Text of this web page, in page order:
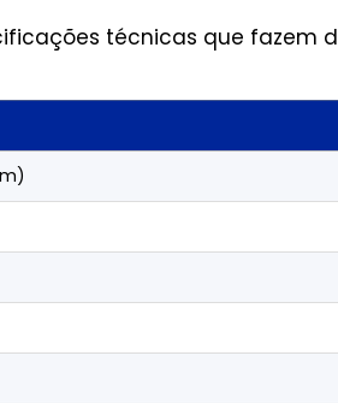
técnicas que fazem